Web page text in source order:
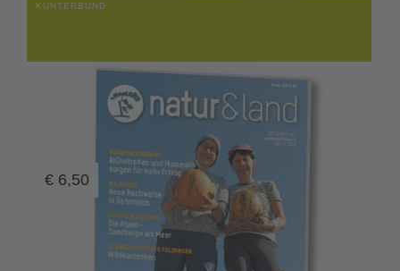
KUNTERBUND
€ 6,50